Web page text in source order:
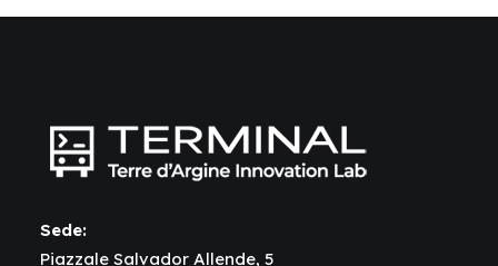
Sede:
Piazzale Salvador Allende, 5